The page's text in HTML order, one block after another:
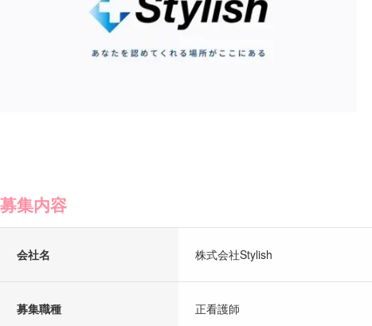
募集内容
会社名 株式会社Stylish
募集職種 正看護師